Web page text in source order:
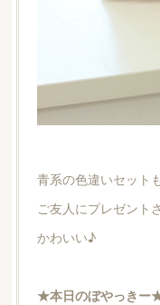
青系の色違いセット
ご友人にプレゼント
かわいい♪
★本日のぼやっきー